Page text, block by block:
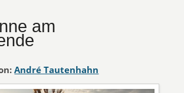
am
André Tautenhahn